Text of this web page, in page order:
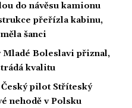
do návěsu kamionu
přeřízla kabinu,
šanci
Boleslavi přiznal,
kvalitu
pilot Stříteský
nehodě v Polsku